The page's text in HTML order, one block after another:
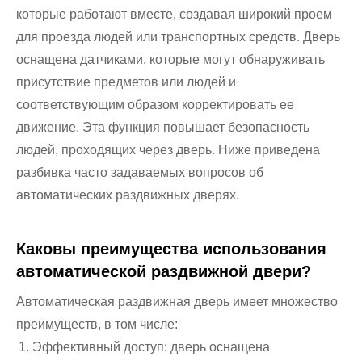
которые работают вместе, создавая широкий проем
для проезда людей или транспортных средств. Дверь
оснащена датчиками, которые могут обнаруживать
присутствие предметов или людей и
соответствующим образом корректировать ее
движение. Эта функция повышает безопасность
людей, проходящих через дверь. Ниже приведена
разбивка часто задаваемых вопросов об
автоматических раздвижных дверях.
Каковы преимущества использования
автоматической раздвижной двери?
Автоматическая раздвижная дверь имеет множество
преимуществ, в том числе:
Эффективный доступ: дверь оснащена